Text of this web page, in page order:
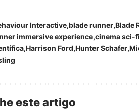
Interactive blade runner Blade
immersive experience cinema sci-fi
Harrison Ford Hunter Schafer
este artigo